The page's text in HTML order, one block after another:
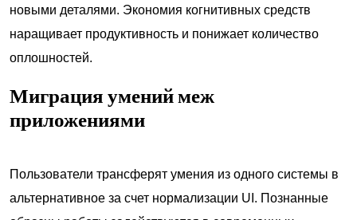
новыми деталями. Экономия когнитивных средств
наращивает продуктивность и понижает количество
оплошностей.
Миграция умений меж
приложениями
Пользователи трансферят умения из одного системы в
альтернативное за счет нормализации UI. Познанные